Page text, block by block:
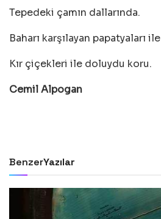
Tepedeki çamın dallarında.
Baharı karşılayan papatyaları ile
Kır çiçekleri ile doluydu koru.
Cemil Alpogan
BenzerYazılar